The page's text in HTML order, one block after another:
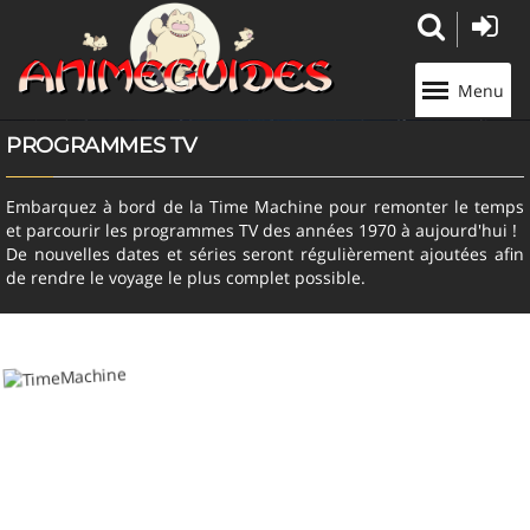
Menu
PROGRAMMES TV
Embarquez à bord de la Time Machine pour remonter le temps
et parcourir les programmes TV des années 1970 à aujourd'hui !
De nouvelles dates et séries seront régulièrement ajoutées afin
de rendre le voyage le plus complet possible.
Panneau de gestion des cookies